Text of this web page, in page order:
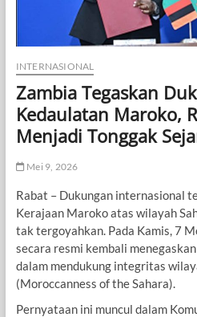
INTERNASIONAL
Zambia Tegaskan
Kedaulatan Maroko,
Menjadi Tonggak
Mei 9, 2026
Rabat – Dukungan internasional
Kerajaan Maroko atas wilayah
tak tergoyahkan. Pada Kamis, 7
secara resmi kembali
dalam mendukung integritas
(Moroccanness of the Sahara).
Pernyataan ini muncul dalam